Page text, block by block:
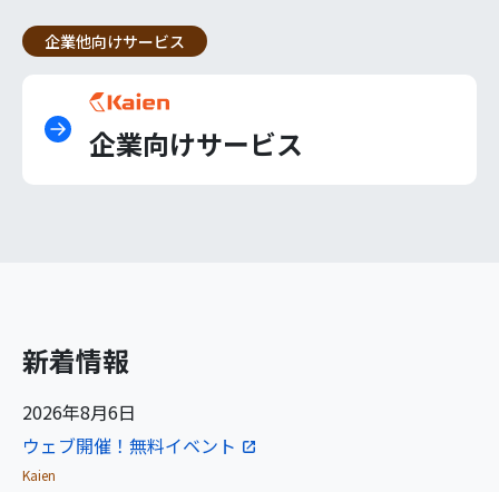
企業他向けサービス
企業向けサービス
新着情報
2026年8月6日
ウェブ開催！無料イベント
Kaien